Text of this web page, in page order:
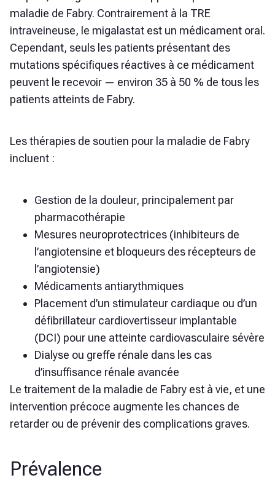
maladie de Fabry. Contrairement à la TRE
intraveineuse, le migalastat est un médicament oral.
Cependant, seuls les patients présentant des
mutations spécifiques réactives à ce médicament
peuvent le recevoir — environ 35 à 50 % de tous les
patients atteints de Fabry.
Les thérapies de soutien pour la maladie de Fabry
incluent :
Gestion de la douleur, principalement par
pharmacothérapie
Mesures neuroprotectrices (inhibiteurs de
l’angiotensine et bloqueurs des récepteurs de
l’angiotensie)
Médicaments antiarythmiques
Placement d’un stimulateur cardiaque ou d’un
défibrillateur cardiovertisseur implantable
(DCI) pour une atteinte cardiovasculaire sévère
Dialyse ou greffe rénale dans les cas
d’insuffisance rénale avancée
Le traitement de la maladie de Fabry est à vie, et une
intervention précoce augmente les chances de
retarder ou de prévenir des complications graves.
Prévalence